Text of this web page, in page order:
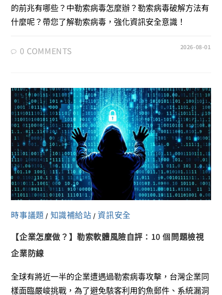
的前兆有哪些？中勒索病毒怎麼辦？勒索病毒破解方法有
什麼呢？帶您了解勒索病毒，強化資訊安全意識！
0 COMMENTS 2026-08-01
時事議題 / 知識補給站 /資訊安全
【企業怎麼做？】勒索軟體風險自評：10 個問題檢視
企業防線
全球有將近一半的企業遭遇過勒索病毒攻擊，台灣企業同
樣面臨嚴峻挑戰，為了避免駭客利用釣魚郵件、系統漏洞